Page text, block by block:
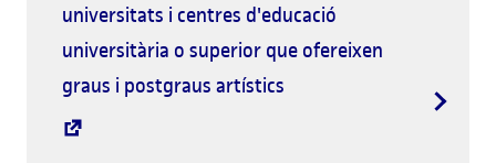
universitats i centres d'educació
universitària o superior que ofereixen
graus i postgraus artístics